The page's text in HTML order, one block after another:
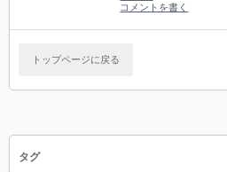
コメントを書く
トップページに戻る
タグ